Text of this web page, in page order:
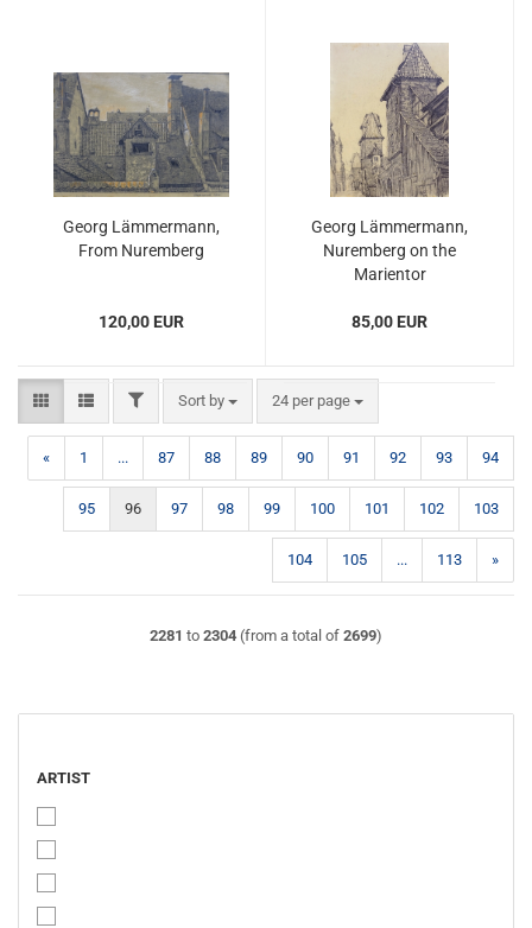
Georg Lämmermann,
From Nuremberg
120,00 EUR
Georg Lämmermann,
Nuremberg on the
Marientor
85,00 EUR
FILTERSort by
Sort by 24 per page
per page
« 1 ... 87 88 89 90 91 92 93 94
95 96 97 98 99 100 101 102 103
104 105 ... 113 »
2281 to 2304 (from a total of 2699)
ARTIST
ARTIST